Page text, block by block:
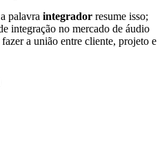
palavra integrador resume isso;
integração no mercado de áudio
a união entre cliente, projeto e